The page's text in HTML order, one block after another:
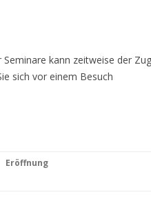
kann zeitweise der
sich vor einem Besuch
Eröffnung